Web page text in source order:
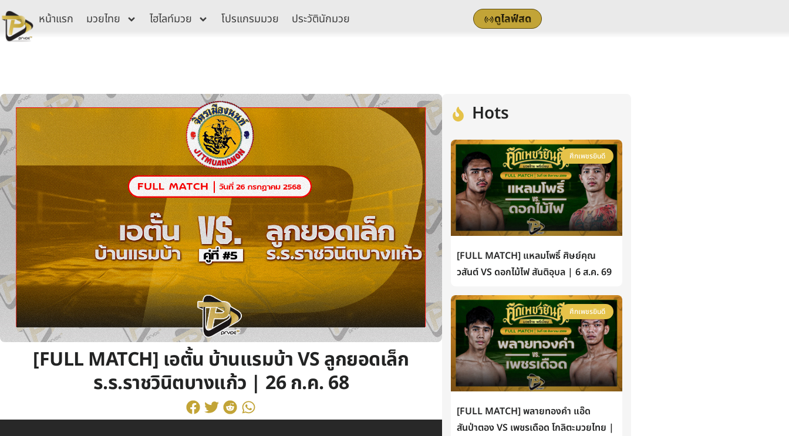
Skip
to
content
หน้าแรก มวยไทย ไฮไลท์มวย โปรแกรมมวย ประวัตินักมวย ดูไลฟ์สด
[FULL MATCH] เอตั้น บ้านแรมบ้า VS ลูกยอดเล็ก
ร.ร.ราชวินิตบางแก้ว | 26 ก.ค. 68
Hots
ศึกเพชรยินดี
[FULL MATCH] แหลมโพธิ์ ศิษย์คุณ
วสันต์ VS ดอกไม้ไฟ สันติอุบล | 6 ส.ค. 69
ศึกเพชรยินดี
[FULL MATCH] พลายทองคำ แอ๊ด
สันป่าตอง VS เพชรเดือด โกลิตะมวยไทย |